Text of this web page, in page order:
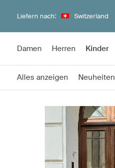
Liefern nach: Switzerland
Damen Herren Kinder
Alles anzeigen Neuheiten